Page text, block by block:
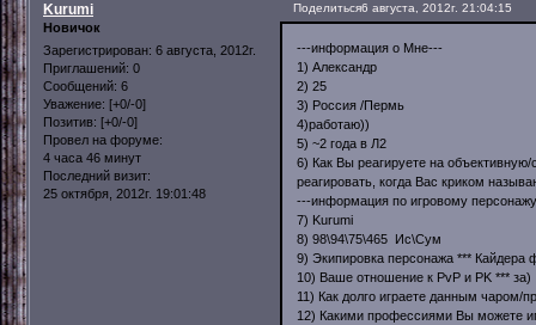
Поделиться6 августа, 2012г. 21:04:15
Kurumi
Новичок
Зарегистрирован: 6 августа, 2012г.
Приглашений: 0
Сообщений: 6
Уважение: [+0/-0]
Позитив: [+0/-0]
Провел на форуме:
4 часа 46 минут
Последний визит:
25 октября, 2012г. 19:01:48
---информация о Мне---
1) Александр
2) 25
3) Россия /Пермь
4)работаю))
5) ~2 года в Л2
6) Как Вы реагируете на
реагировать, когда Вас криком
---информация по игровому
7) Kurumi
8) 98\94\75\465 Ис\Cум
9) Экипировка персонажа *** Кайдера
10) Ваше отношение к PvP и PK *** за)
11) Как долго играете данным чаром/
12) Какими профессиями Вы можете